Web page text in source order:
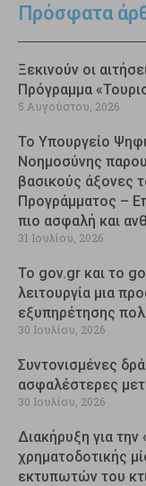
Πρόσφατα
Ξεκινούν οι
Πρόγραμμα
5 Αυγούστου, 2026
Το Υπουργείο
Νοημοσύνης
βασικούς άξονες
Προγράμματος –
πιο ασφαλή και
31 Ιουλίου, 2026
Το gov.gr και το
λειτουργία μια
εξυπηρέτησης
30 Ιουλίου, 2026
Συντονισμένες
ασφαλέστερες
30 Ιουλίου, 2026
Διακήρυξη για
χρηματοδοτικής
εκτυπωτών του